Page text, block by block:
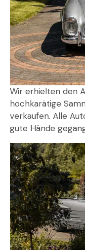
Wir erhielten den
hochkarätige
verkaufen. Alle
gute Hände